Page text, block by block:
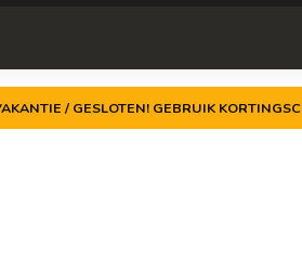
/ GESLOTEN! GEBRUIK